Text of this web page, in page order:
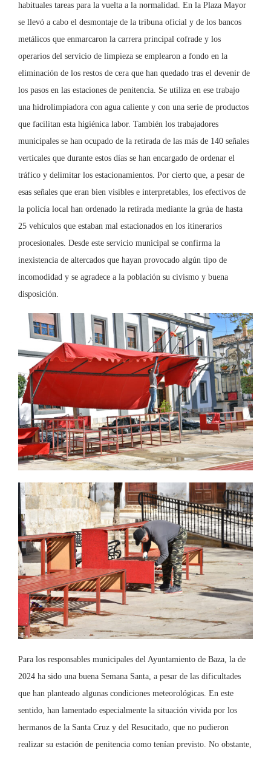
habituales tareas para la vuelta a la normalidad. En la Plaza Mayor
se llevó a cabo el desmontaje de la tribuna oficial y de los bancos
metálicos que enmarcaron la carrera principal cofrade y los
operarios del servicio de limpieza se emplearon a fondo en la
eliminación de los restos de cera que han quedado tras el devenir de
los pasos en las estaciones de penitencia. Se utiliza en ese trabajo
una hidrolimpiadora con agua caliente y con una serie de productos
que facilitan esta higiénica labor. También los trabajadores
municipales se han ocupado de la retirada de las más de 140 señales
verticales que durante estos días se han encargado de ordenar el
tráfico y delimitar los estacionamientos. Por cierto que, a pesar de
esas señales que eran bien visibles e interpretables, los efectivos de
la policía local han ordenado la retirada mediante la grúa de hasta
25 vehículos que estaban mal estacionados en los itinerarios
procesionales. Desde este servicio municipal se confirma la
inexistencia de altercados que hayan provocado algún tipo de
incomodidad y se agradece a la población su civismo y buena
disposición.
Para los responsables municipales del Ayuntamiento de Baza, la de
2024 ha sido una buena Semana Santa, a pesar de las dificultades
que han planteado algunas condiciones meteorológicas. En este
sentido, han lamentado especialmente la situación vivida por los
hermanos de la Santa Cruz y del Resucitado, que no pudieron
realizar su estación de penitencia como tenían previsto. No obstante,